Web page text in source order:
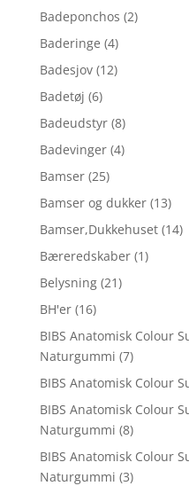
Badeponchos (2)
Baderinge (4)
Badesjov (12)
Badetøj (6)
Badeudstyr (8)
Badevinger (4)
Bamser (25)
Bamser og dukker (13)
Bamser,Dukkehuset (14)
Bæreredskaber (1)
Belysning (21)
BH'er (16)
BIBS Anatomisk Colour
Naturgummi (7)
BIBS Anatomisk Colour
BIBS Anatomisk Colour
Naturgummi (8)
BIBS Anatomisk Colour
Naturgummi (3)